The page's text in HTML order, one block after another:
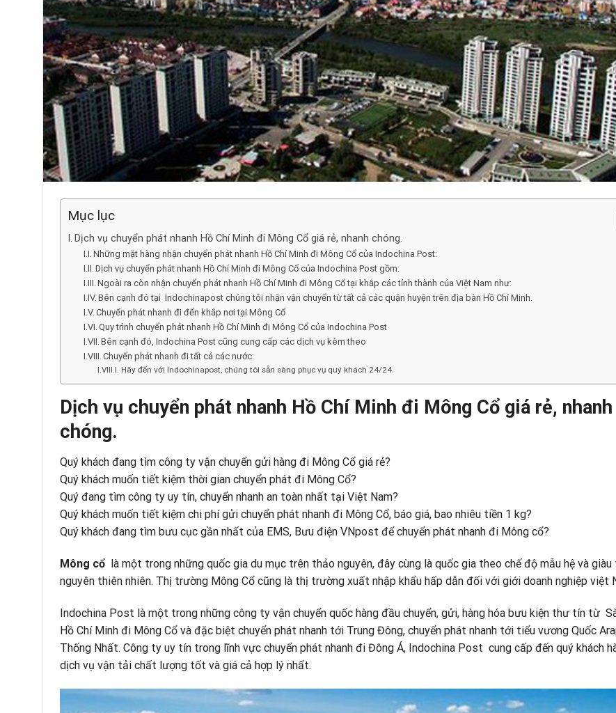
Mục lục
Dịch vụ chuyển phát nhanh Hồ Chí Minh đi Mông Cổ giá rẻ, nhanh chóng.
Những mặt hàng nhận chuyển phát nhanh Hồ Chí Minh đi Mông Cổ của Indochina Post:
Dịch vụ chuyển phát nhanh Hồ Chí Minh đi Mông Cổ của Indochina Post gồm:
Ngoài ra còn nhận chuyển phát nhanh Hồ Chí Minh đi Mông Cổ tại khắp các tỉnh thành của Việt Nam như:
Bên cạnh đó tại Indochinapost chúng tôi nhận vận chuyển từ tất cả các quận huyện trên địa bàn Hồ Chí Minh.
Chuyển phát nhanh đi đến khắp nơi tại Mông Cổ
Quy trình chuyển phát nhanh Hồ Chí Minh đi Mông Cổ của Indochina Post
Bên cạnh đó, Indochina Post cũng cung cấp các dịch vụ kèm theo
Chuyển phát nhanh đi tất cả các nước:
Hãy đến với Indochinapost, chúng tôi sẵn sàng phục vụ quý khách 24/24.
Dịch vụ chuyển phát nhanh Hồ Chí Minh đi Mông Cổ giá rẻ, nhanh
chóng.
Quý khách đang tìm công ty vận chuyển gửi hàng đi Mông Cổ giá rẻ?
Quý khách muốn tiết kiệm thời gian chuyển phát đi Mông Cổ?
Quý đang tìm công ty uy tín, chuyển nhanh an toàn nhất tại Việt Nam?
Quý khách muốn tiết kiệm chi phí gửi chuyển phát nhanh đi Mông Cổ, báo giá, bao nhiêu tiền 1 kg?
Quý khách đang tìm bưu cục gần nhất của EMS, Bưu điện VNpost để chuyển phát nhanh đi Mông cổ?
Mông cổ là một trong những quốc gia du mục trên thảo nguyên, đây cùng là quốc gia theo chế độ mẫu hệ và giàu
nguyên thiên nhiên. Thị trường Mông Cổ cũng là thị trường xuất nhập khẩu hấp dẫn đối với giới doanh nghiệp việt
Indochina Post là một trong những công ty vận chuyển quốc hàng đầu chuyển, gửi, hàng hóa bưu kiện thư tín từ
Hồ Chí Minh đi Mông Cổ và đặc biệt chuyển phát nhanh tới Trung Đông, chuyển phát nhanh tới tiểu vương Quốc
Thống Nhất. Công ty uy tín trong lĩnh vực chuyển phát nhanh đi Đông Á, Indochina Post cung cấp đến quý khách
dịch vụ vận tải chất lượng tốt và giá cả hợp lý nhất.